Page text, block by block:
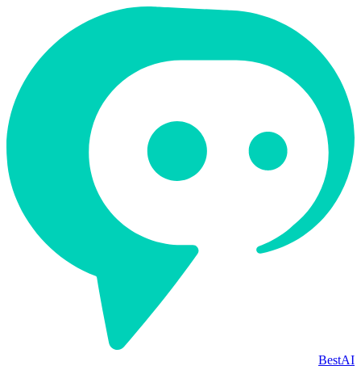
BestAI